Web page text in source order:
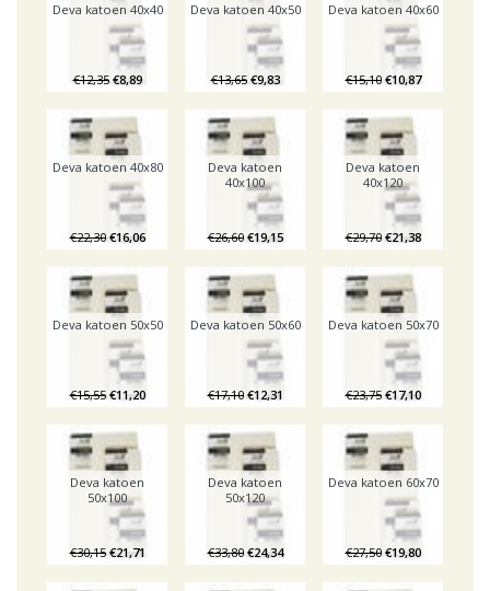
Deva katoen 40x40
€12,35 €8,89
Deva katoen 40x50
€13,65 €9,83
Deva katoen 40x60
€15,10 €10,87
Deva katoen 40x80
€22,30 €16,06
Deva katoen
40x100
€26,60 €19,15
Deva katoen
40x120
€29,70 €21,38
Deva katoen 50x50
€15,55 €11,20
Deva katoen 50x60
€17,10 €12,31
Deva katoen 50x70
€23,75 €17,10
Deva katoen
50x100
€30,15 €21,71
Deva katoen
50x120
€33,80 €24,34
Deva katoen 60x70
€27,50 €19,80